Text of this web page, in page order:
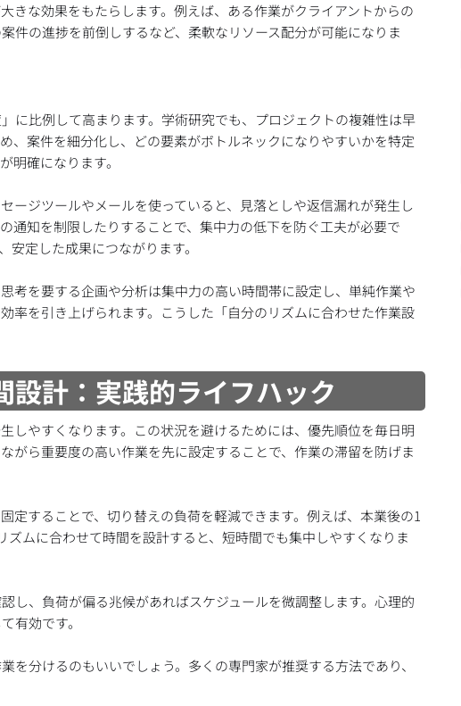
きな効果をもたらします。例えば、ある作業がクライアントからの
件の進捗を前倒しするなど、柔軟なリソース配分が可能になりま
に比例して高まります。学術研究でも、プロジェクトの複雑性は早
、案件を細分化し、どの要素がボトルネックになりやすいかを特定
明確になります。
ージツールやメールを使っていると、見落としや返信漏れが発生し
通知を制限したりすることで、集中力の低下を防ぐ工夫が必要で
定した成果につながります。
考を要する企画や分析は集中力の高い時間帯に設定し、単純作業や
率を引き上げられます。こうした「自分のリズムに合わせた作業設
計：実践的ライフハック
しやすくなります。この状況を避けるためには、優先順位を毎日明
がら重要度の高い作業を先に設定することで、作業の滞留を防げま
定することで、切り替えの負荷を軽減できます。例えば、本業後の1
ムに合わせて時間を設計すると、短時間でも集中しやすくなりま
し、負荷が偏る兆候があればスケジュールを微調整します。心理的
有効です。
分けるのもいいでしょう。多くの専門家が推奨する方法であり、